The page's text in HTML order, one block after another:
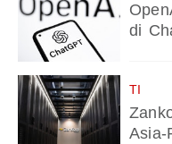
di
TI
Asia-